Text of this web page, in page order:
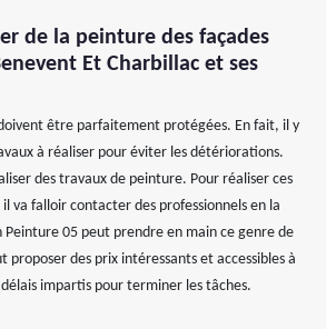
de la peinture des façades
Et Charbillac et ses
doivent être parfaitement protégées. En fait, il y
à réaliser pour éviter les détériorations.
des travaux de peinture. Pour réaliser ces
va falloir contacter des professionnels en la
Peinture 05 peut prendre en main ce genre de
proposer des prix intéressants et accessibles à
impartis pour terminer les tâches.